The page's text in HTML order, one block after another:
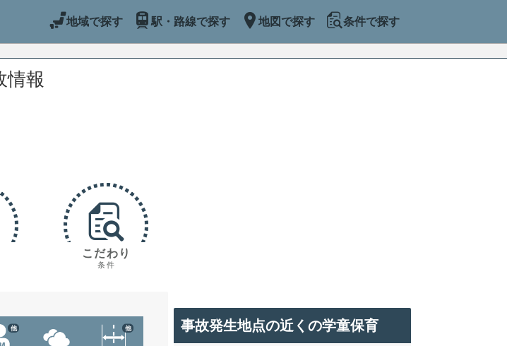
地域で探す 駅・路線で探す 地図で探す 条件で探す
情報
こだわり
条件
他 他 事故発生地点の近くの学童保育